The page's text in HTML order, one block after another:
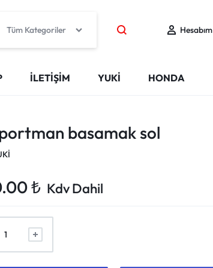
Tüm Kategoriler Hesabım
İLETIŞIM YUKİ HONDA
basamak sol
₺ Kdv Dahil